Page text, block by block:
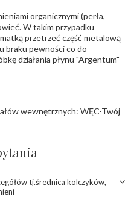
organicznymi (perła,
W takim przypadku
przetrzeć część metalową
braku pewności co do
działania płynu "Argentum"
wewnętrznych: WĘC-Twój
tj.średnica kolczyków,